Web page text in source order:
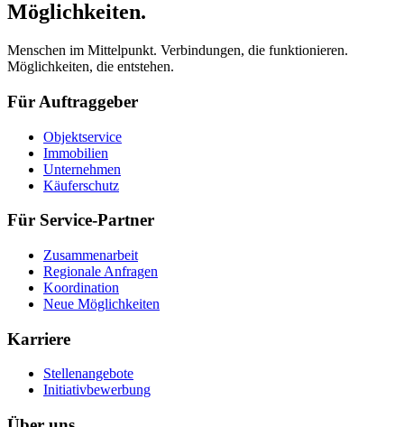
Möglichkeiten.
Menschen im Mittelpunkt. Verbindungen, die funktionieren.
Möglichkeiten, die entstehen.
Für Auftraggeber
Objektservice
Immobilien
Unternehmen
Käuferschutz
Für Service-Partner
Zusammenarbeit
Regionale Anfragen
Koordination
Neue Möglichkeiten
Karriere
Stellenangebote
Initiativbewerbung